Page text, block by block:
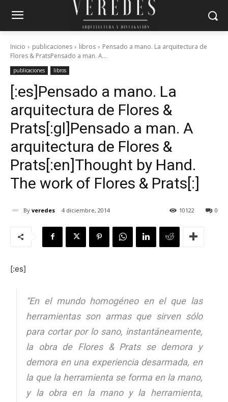
Inicio publicaciones libros
Pensado a mano. La arquitectura de
Flores & PratsPensado a man. A...
publicaciones libros
[:es]Pensado a mano. La
arquitectura de Flores &
Prats[:gl]Pensado a man. A
arquitectura de Flores &
Prats[:en]Thought by Hand.
The work of Flores & Prats[:]
By veredes 4 diciembre, 2014 0
10122
[:es]
“En el mundo homogéneo en el que las
herramientas son armas que sirven sólo
para cortar por lo sano, instantáneamente,
la obra de Flores & Prats se demora y
demora en una experiencia desarmada, en
la que la herramienta se forma en la mano,
y la obra en la mano y la herramienta,